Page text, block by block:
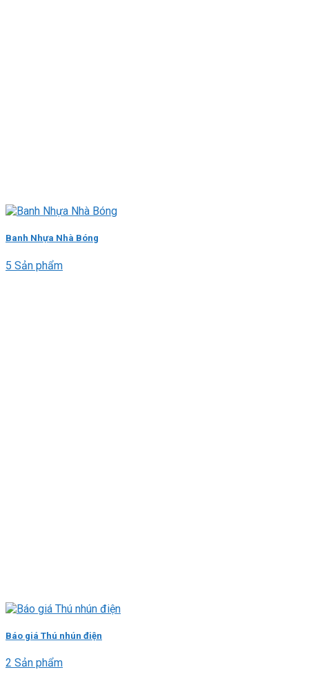
Banh Nhựa Nhà Bóng
5 Sản phẩm
Báo giá Thú nhún điện
2 Sản phẩm